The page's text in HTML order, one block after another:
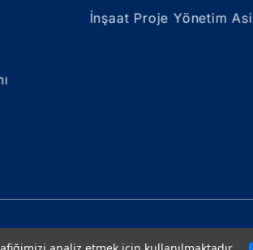
İnşaat Proje Yönetim